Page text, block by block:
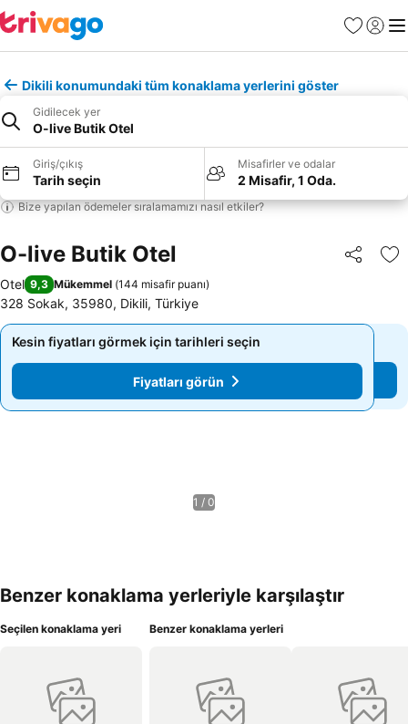
Favoriler
Giriş
Dikili konumundaki tüm konaklama yerlerini göster
Gidilecek yer
O-live Butik Otel
Giriş/çıkış
Tarih seçin
Misafirler ve odalar
2 Misafir, 1 Oda.
Bize yapılan ödemeler sıralamamızı nasıl etkiler?
O-live Butik Otel Paylaş
Otel 9,3 Mükemmel (144 misafir puanı)
328 Sokak, 35980, Dikili, Türkiye
Kesin fiyatları görmek için tarihleri seçin
Fiyatları görün
Kesin fiyatları görmek için tarihleri seçin
Fiyatları görün
1 / 0
Benzer konaklama yerleriyle karşılaştır
Seçilen konaklama yeri Benzer konaklama yerleri